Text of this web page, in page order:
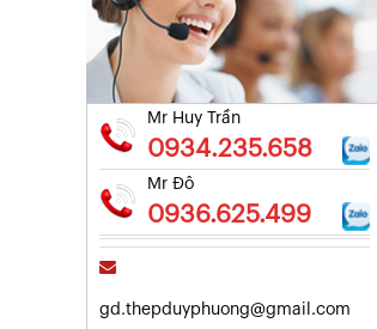
Mr Huy Trần
0934.235.658
Mr Đô
0936.625.499
gd.thepduyphuong@gmail.com
Xem chi tiết